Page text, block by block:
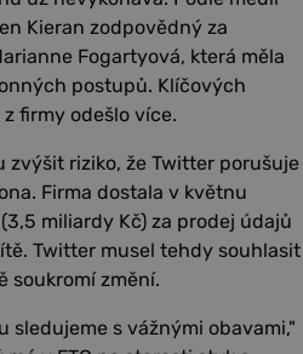
Kieran zodpovědný za
Fogartyová, která měla
postupů. Klíčových
firmy odešlo více.
zvýšit riziko, že Twitter porušuje
Firma dostala v květnu
miliardy Kč) za prodej údajů
Twitter musel tehdy souhlasit
soukromí změní.
sledujeme s vážnými obavami,"